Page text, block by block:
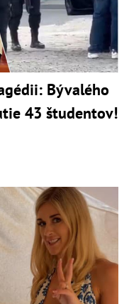
Bývalého
43 študentov!